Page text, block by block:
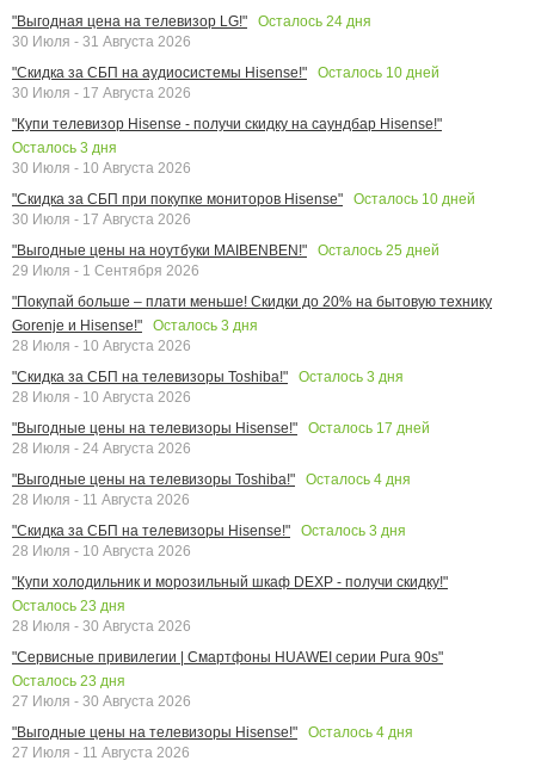
"Выгодная цена на телевизор LG!"
Осталось 24 дня
30 Июля - 31 Августа 2026
"Скидка за СБП на аудиосистемы Hisense!"
Осталось 10 дней
30 Июля - 17 Августа 2026
"Купи телевизор Hisense - получи скидку на саундбар Hisense!"
Осталось 3 дня
30 Июля - 10 Августа 2026
"Скидка за СБП при покупке мониторов Hisense"
Осталось 10 дней
30 Июля - 17 Августа 2026
"Выгодные цены на ноутбуки MAIBENBEN!"
Осталось 25 дней
29 Июля - 1 Сентября 2026
"Покупай больше – плати меньше! Скидки до 20% на бытовую технику
Gorenje и Hisense!"
Осталось 3 дня
28 Июля - 10 Августа 2026
"Скидка за СБП на телевизоры Toshiba!"
Осталось 3 дня
28 Июля - 10 Августа 2026
"Выгодные цены на телевизоры Hisense!"
Осталось 17 дней
28 Июля - 24 Августа 2026
"Выгодные цены на телевизоры Toshiba!"
Осталось 4 дня
28 Июля - 11 Августа 2026
"Скидка за СБП на телевизоры Hisense!"
Осталось 3 дня
28 Июля - 10 Августа 2026
"Купи холодильник и морозильный шкаф DEXP - получи скидку!"
Осталось 23 дня
28 Июля - 30 Августа 2026
"Сервисные привилегии | Смартфоны HUAWEI серии Pura 90s"
Осталось 23 дня
27 Июля - 30 Августа 2026
"Выгодные цены на телевизоры Hisense!"
Осталось 4 дня
27 Июля - 11 Августа 2026